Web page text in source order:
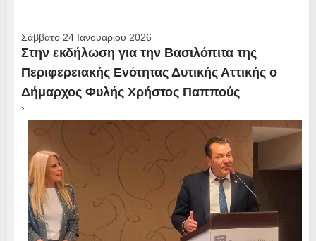
Σάββατο 24 Ιανουαρίου 2026
Στην εκδήλωση για την Βασιλόπιτα της
Περιφερειακής Ενότητας Δυτικής Αττικής ο
Δήμαρχος Φυλής Χρήστος Παππούς
›